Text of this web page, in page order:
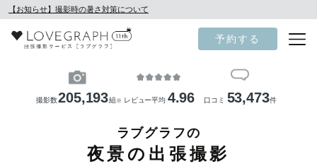
【お知らせ】撮影時の暑さ対策について
予約する
撮影数205,193組 ※ レビュー平均 4.96 口コミ 53,473件
ラブグラフの
夜景の出張撮影